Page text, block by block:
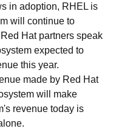
in adoption, RHEL is
will continue to
Hat partners speak
expected to
this year.
made by Red Hat
will make
revenue today is